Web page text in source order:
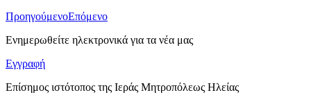
ΠροηγούμενοΕπόμενο
Ενημερωθείτε ηλεκτρονικά για τα νέα μας
Εγγραφή
Επίσημος ιστότοπος της Ιεράς Μητροπόλεως Ηλείας